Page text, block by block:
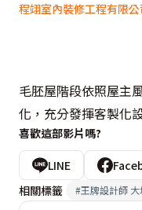
程翊室內裝修工程有限公
毛胚屋階段依照屋主
化，充分發揮客製化
喜歡這部影片嗎?
LINE
相關標籤
#王牌設計師